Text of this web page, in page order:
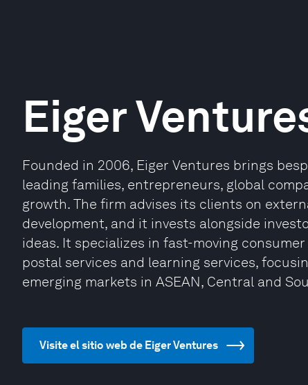
Eiger
Founded in 2006, Eiger Ventures brings
leading families, entrepreneurs, global
growth. The firm advises its clients on
development, and it invests alongside
ideas. It specializes in fast-moving
postal services and learning services,
emerging markets in ASEAN, Central and
Visite el sitio web de Eiger Ventures